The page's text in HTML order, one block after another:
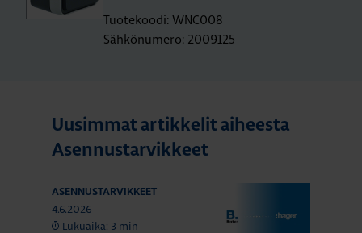
Tuotekoodi: WNC008
Sähkönumero: 2009125
Uusimmat artikkelit aiheesta
Asennustarvikkeet
ASENNUSTARVIKKEET
4.6.2026
Lukuaika: 3 min